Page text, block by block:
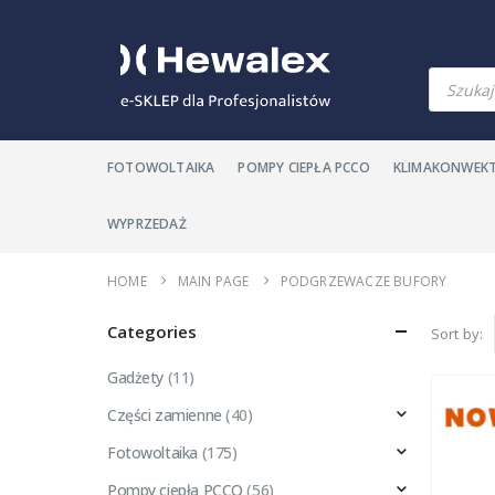
Products
search
FOTOWOLTAIKA POMPY CIEPŁA PCCO
WYPRZEDAŻ
HOME MAIN PAGE PODGRZEWACZE BUFORY
Sort by:
Categories
Gadżety (11)
Części zamienne (40)
Fotowoltaika (175)
Pompy ciepła PCCO (56)